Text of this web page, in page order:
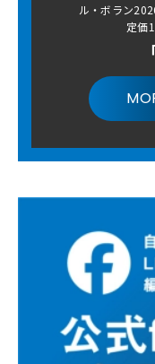
ル・ボラン
定価